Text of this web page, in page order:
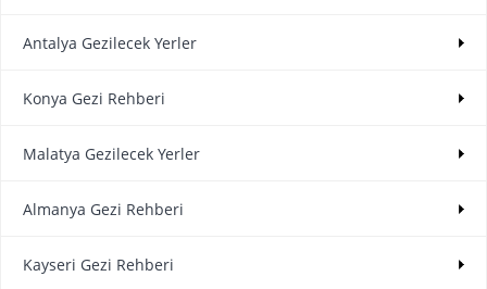
Antalya Gezilecek Yerler
Konya Gezi Rehberi
Malatya Gezilecek Yerler
Almanya Gezi Rehberi
Kayseri Gezi Rehberi